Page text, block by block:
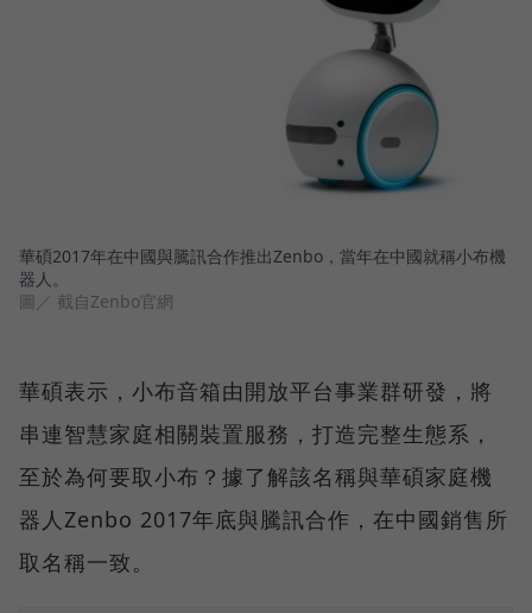
華碩2017年在中國與騰訊合作推出Zenbo，當年在中國就稱小布機
器人。
圖／ 截自Zenbo官網
華碩表示，小布音箱由開放平台事業群研發，將
串連智慧家庭相關裝置服務，打造完整生態系，
至於為何要取小布？據了解該名稱與華碩家庭機
器人Zenbo 2017年底與騰訊合作，在中國銷售所
取名稱一致。